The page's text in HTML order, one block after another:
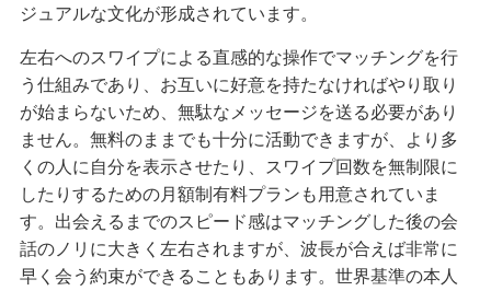
ジュアルな文化が形成されています。
左右へのスワイプによる直感的な操作でマッチングを行
う仕組みであり、お互いに好意を持たなければやり取り
が始まらないため、無駄なメッセージを送る必要があり
ません。無料のままでも十分に活動できますが、より多
くの人に自分を表示させたり、スワイプ回数を無制限に
したりするための月額制有料プランも用意されていま
す。出会えるまでのスピード感はマッチングした後の会
話のノリに大きく左右されますが、波長が合えば非常に
早く会う約束ができることもあります。世界基準の本人